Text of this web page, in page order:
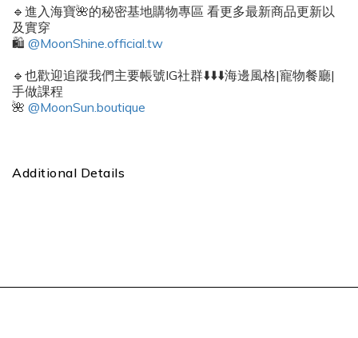
🔹進入海寶🌺的秘密基地購物專區 看更多最新商品更新以
及實穿
🛍️ @MoonShine.official.tw
🔹也歡迎追蹤我們主要帳號IG社群⬇️⬇️⬇️海邊風格|寵物餐廳|
手做課程
🌺 @MoonSun.boutique
Additional Details